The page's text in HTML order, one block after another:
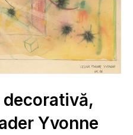
Yvonne